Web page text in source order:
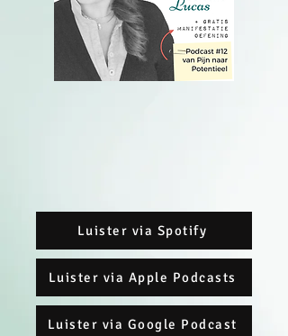
Luister via Spotify
Luister via Apple Podcasts
Luister via Google Podcast